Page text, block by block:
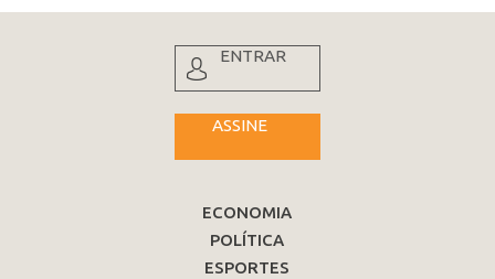
ENTRAR
ASSINE
ECONOMIA
POLÍTICA
ESPORTES